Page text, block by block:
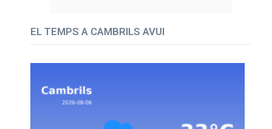
EL TEMPS A CAMBRILS AVUI